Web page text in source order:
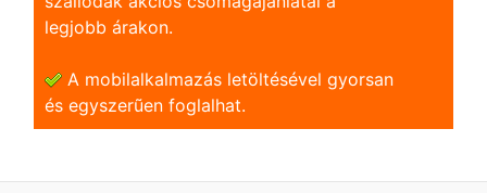
legjobb árakon.
A mobilalkalmazás letöltésével gyorsan
és egyszerũen foglalhat.